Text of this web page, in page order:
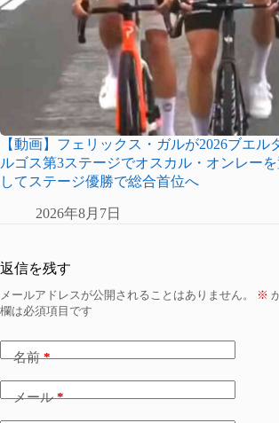
【動画】フェリックス・ガルが2026ブエル
ルゴス第3ステージでオスカル・オンレー
してステージ優勝で総合首位へ
2026年8月7日
返信を残す
メールアドレスが公開されることはありません。 ※
欄は必須項目です
名前*
メール*